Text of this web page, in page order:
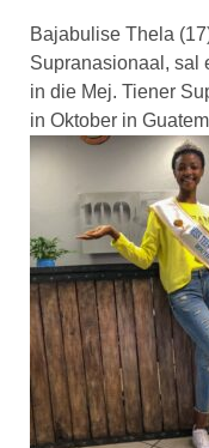
Bajabulise Thela
Supranasionaal, sal
in die Mej. Tiener
in Oktober in